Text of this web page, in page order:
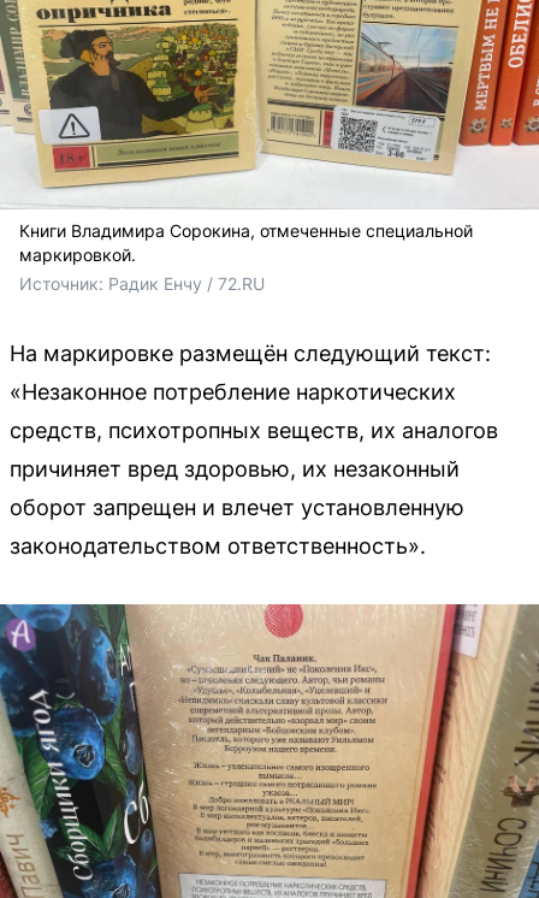
Книги Владимира Сорокина, отмеченные специальной
маркировкой.
Источник: Радик Енчу / 72.RU
На маркировке размещён следующий текст:
«Незаконное потребление наркотических
средств, психотропных веществ, их аналогов
причиняет вред здоровью, их незаконный
оборот запрещен и влечет установленную
законодательством ответственность».